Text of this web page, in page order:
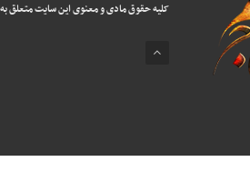
کلیه حقوق مادی و معنوی این سایت متعلق